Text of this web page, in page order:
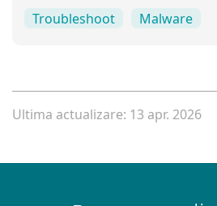
Troubleshoot
Malware
Ultima actualizare: 13 apr. 2026